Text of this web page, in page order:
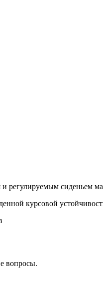
регулируемым сиденьем
курсовой
вопросы.